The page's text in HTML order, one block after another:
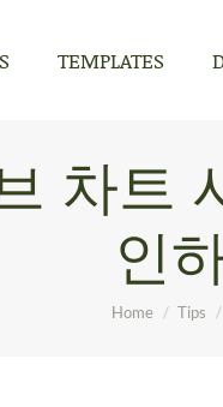
TEMPLATES
차트
인
You are
Home Tips